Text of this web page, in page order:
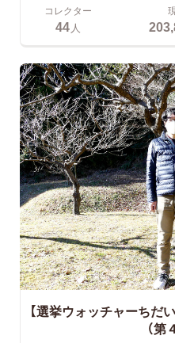
コレクター
44人
【選挙ウォッチャーちだ
（第